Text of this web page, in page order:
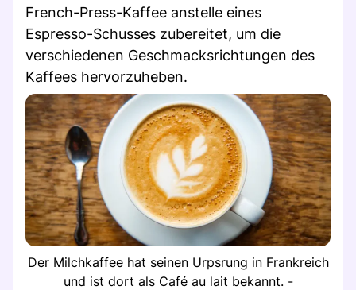
French-Press-Kaffee anstelle eines
Espresso-Schusses zubereitet, um die
verschiedenen Geschmacksrichtungen des
Kaffees hervorzuheben.
Der Milchkaffee hat seinen Urpsrung in Frankreich
und ist dort als Café au lait bekannt. -